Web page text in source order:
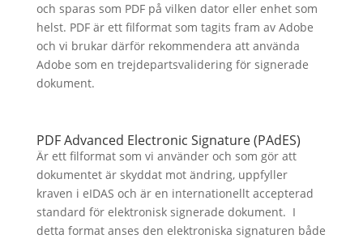
och sparas som PDF på vilken dator eller enhet som
helst. PDF är ett filformat som tagits fram av Adobe
och vi brukar därför rekommendera att använda
Adobe som en trejdepartsvalidering för signerade
dokument.
PDF Advanced Electronic Signature (PAdES)
Är ett filformat som vi använder och som gör att
dokumentet är skyddat mot ändring, uppfyller
kraven i eIDAS och är en internationellt accepterad
standard för elektronisk signerade dokument. I
detta format anses den elektroniska signaturen både